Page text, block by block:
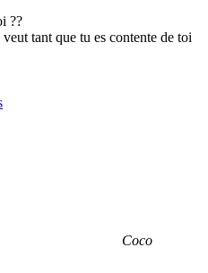
??
tant que tu es contente de toi
Coco